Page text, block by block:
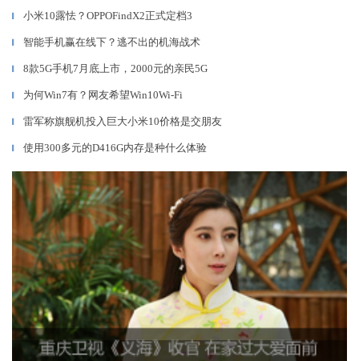
▎ 小米10露怯？OPPOFindX2正式定档3
▎ 智能手机赢在线下？逃不出的机海战术
▎ 8款5G手机7月底上市，2000元的亲民5G
▎ 为何Win7有？网友希望Win10Wi-Fi
▎ 雷军称旗舰机投入巨大小米10价格是交朋友
▎ 使用300多元的D416G内存是种什么体验